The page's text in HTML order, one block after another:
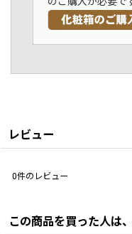
レビュー
0件のレビュー
この商品を買った人は